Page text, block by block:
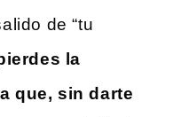
de “tu
la
que, sin darte